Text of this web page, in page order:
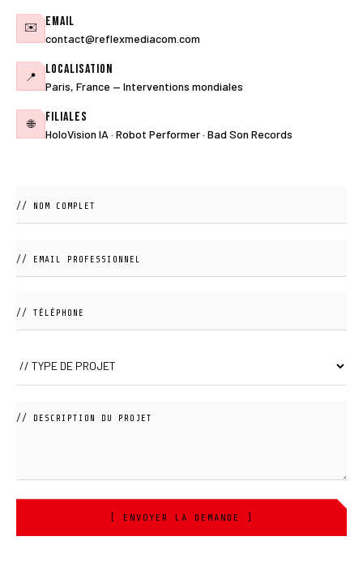
✉️ Email
contact@reflexmediacom.com
📍 Localisation
Paris, France — Interventions mondiales
🌐 Filiales
HoloVision IA · Robot Performer · Bad Son Records
[ ENVOYER LA DEMANDE ]